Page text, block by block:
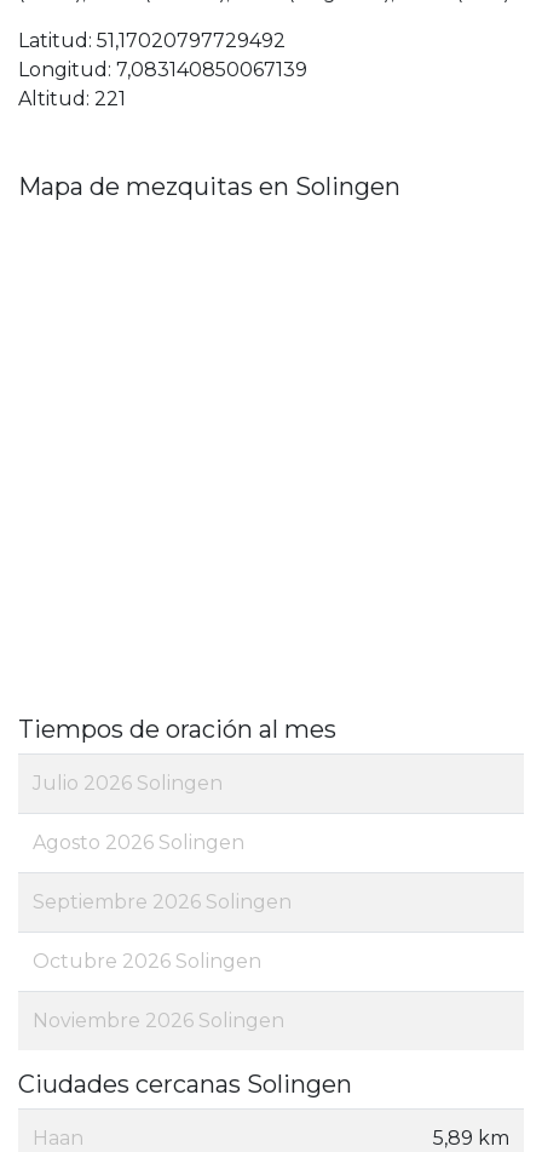
Latitud: 51,17020797729492
Longitud: 7,083140850067139
Altitud: 221
Mapa de mezquitas en Solingen
Tiempos de oración al mes
Julio 2026 Solingen
Agosto 2026 Solingen
Septiembre 2026 Solingen
Octubre 2026 Solingen
Noviembre 2026 Solingen
Ciudades cercanas Solingen
Haan 5,89 km